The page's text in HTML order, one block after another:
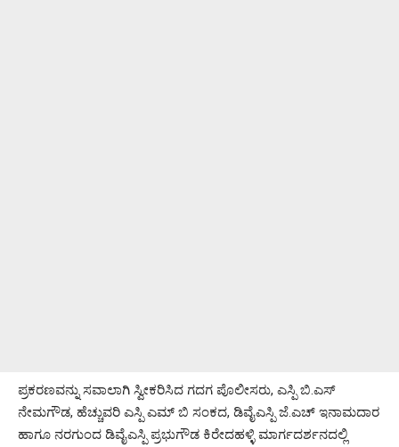
ಪ್ರಕರಣವನ್ನು ಸವಾಲಾಗಿ ಸ್ವೀಕರಿಸಿದ ಗದಗ ಪೊಲೀಸರು, ಎಸ್ಪಿ ಬಿ.ಎಸ್
ನೇಮಗೌಡ, ಹೆಚ್ಚುವರಿ ಎಸ್ಪಿ ಎಮ್ ಬಿ ಸಂಕದ, ಡಿವೈಎಸ್ಪಿ ಜೆ.ಎಚ್ ಇನಾಮದಾರ
ಹಾಗೂ ನರಗುಂದ ಡಿವೈಎಸ್ಪಿ ಪ್ರಭುಗೌಡ ಕಿರೇದಹಳ್ಳಿ ಮಾರ್ಗದರ್ಶನದಲ್ಲಿ